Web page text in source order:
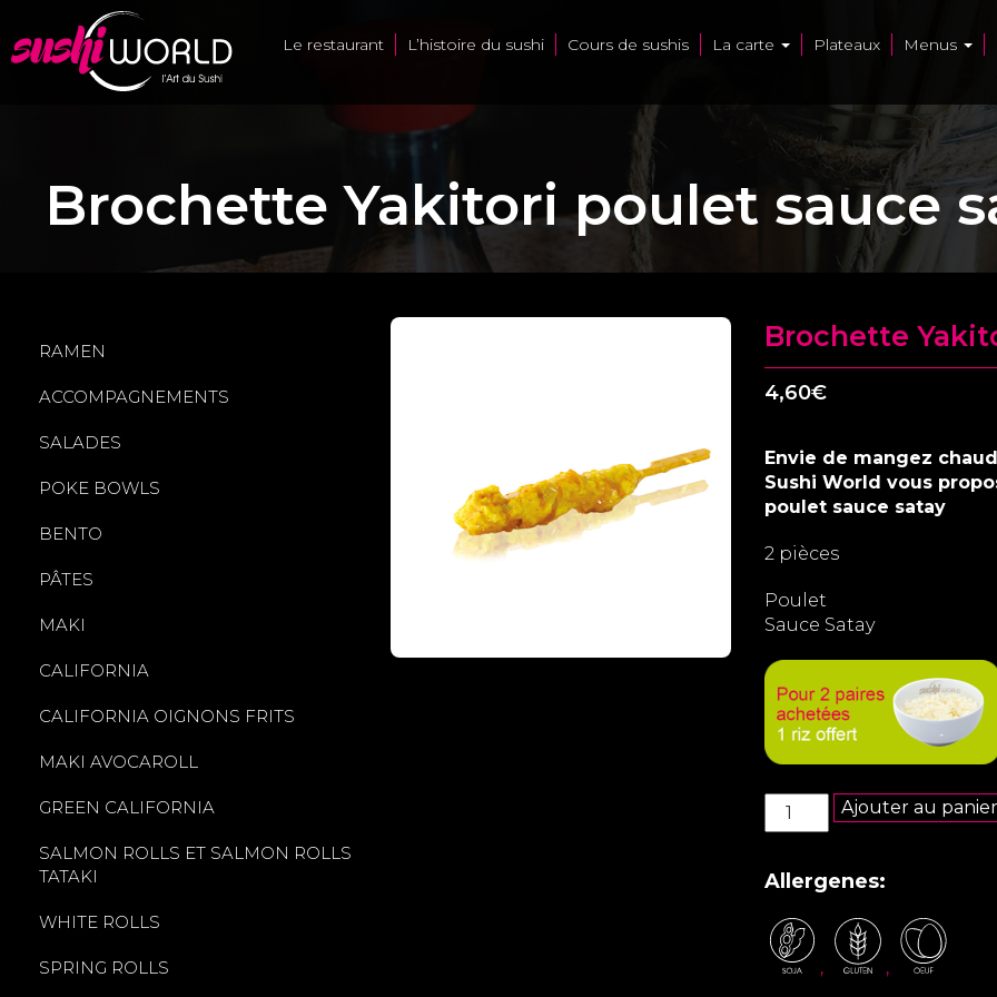
Le restaurant L’histoire du sushi Cours de sushis La carte Plateaux Menus
Brochette Yakitori poulet sauce
RAMEN
ACCOMPAGNEMENTS
SALADES
POKE BOWLS
BENTO
PÂTES
MAKI
CALIFORNIA
CALIFORNIA OIGNONS FRITS
MAKI AVOCAROLL
GREEN CALIFORNIA
SALMON ROLLS ET SALMON ROLLS
TATAKI
WHITE ROLLS
SPRING ROLLS
Brochette
4,60€
Envie de mangez
Sushi World vous
poulet sauce satay
2 pièces
Poulet
Sauce Satay
quantité
de
Yakitori
sauce
satay
Ajouter au
Allergenes:
, ,